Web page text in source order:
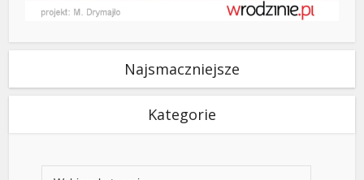
Najsmaczniejsze
Kategorie